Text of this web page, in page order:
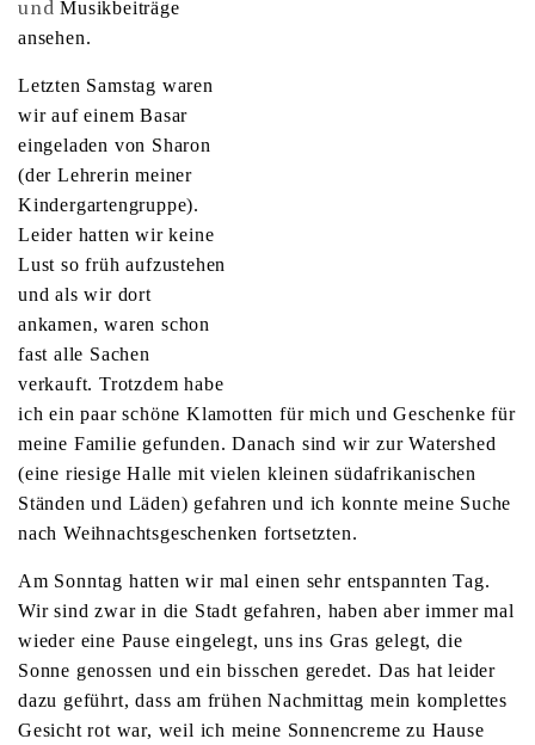
undMusikbeiträge
ansehen.
Letzten Samstag waren
wir auf einem Basar
eingeladen von Sharon
(der Lehrerin meiner
Kindergartengruppe).
Leider hatten wir keine
Lust so früh aufzustehen
und als wir dort
ankamen, waren schon
fast alle Sachen
verkauft. Trotzdem habe
ich ein paar schöne Klamotten für mich und Geschenke für
meine Familie gefunden. Danach sind wir zur Watershed
(eine riesige Halle mit vielen kleinen südafrikanischen
Ständen und Läden) gefahren und ich konnte meine Suche
nach Weihnachtsgeschenken fortsetzten.
Am Sonntag hatten wir mal einen sehr entspannten Tag.
Wir sind zwar in die Stadt gefahren, haben aber immer mal
wieder eine Pause eingelegt, uns ins Gras gelegt, die
Sonne genossen und ein bisschen geredet. Das hat leider
dazu geführt, dass am frühen Nachmittag mein komplettes
Gesicht rot war, weil ich meine Sonnencreme zu Hause